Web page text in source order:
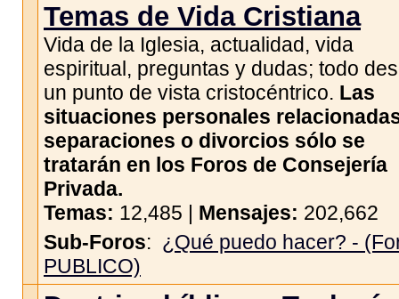
Temas de Vida Cristiana
Vida de la Iglesia, actualidad, vida
espiritual, preguntas y dudas; todo
un punto de vista cristocéntrico. Las
situaciones personales
separaciones o divorcios sólo se
tratarán en los Foros de Consejería
Privada.
Temas: 12,485 | Mensajes: 202,662
Sub-Foros: ¿Qué puedo hacer? -
PUBLICO)